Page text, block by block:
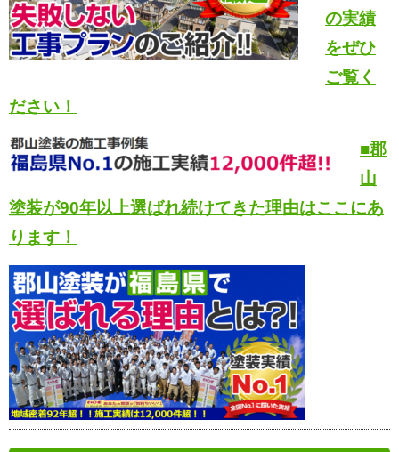
の実績
をぜひ
ご覧く
ださい！
■郡
山
塗装が90年以上選ばれ続けてきた理由はここにあ
ります！